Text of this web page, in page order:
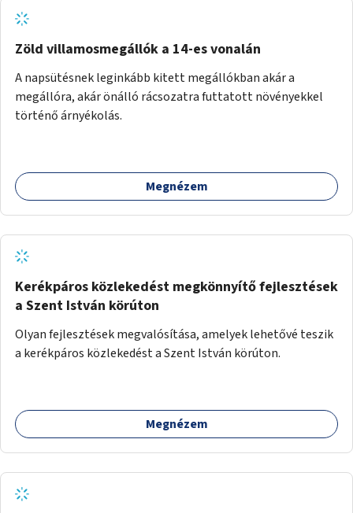
Zöld villamosmegállók a 14-es vonalán
A napsütésnek leginkább kitett megállókban akár a
megállóra, akár önálló rácsozatra futtatott növényekkel
történő árnyékolás.
Megnézem
Kerékpáros közlekedést megkönnyítő fejlesztések
a Szent István körúton
Olyan fejlesztések megvalósítása, amelyek lehetővé teszik
a kerékpáros közlekedést a Szent István körúton.
Megnézem